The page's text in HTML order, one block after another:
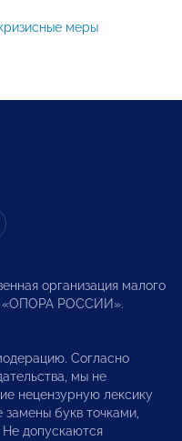
меры
организация малого
«ОПОРА РОССИИ».
Согласно
мы не
нецензурную лексику
букв точками,
допускаются